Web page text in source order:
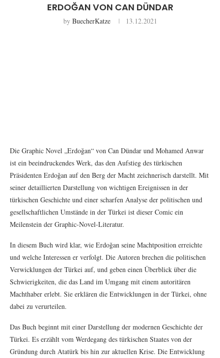
ERDOĞAN VON CAN DÜNDAR
by BuecherKatze 13.12.2021
Die Graphic Novel „Erdoğan“ von Can Dündar und Mohamed Anwar
ist ein beeindruckendes Werk, das den Aufstieg des türkischen
Präsidenten Erdoğan auf den Berg der Macht zeichnerisch darstellt. Mit
seiner detaillierten Darstellung von wichtigen Ereignissen in der
türkischen Geschichte und einer scharfen Analyse der politischen und
gesellschaftlichen Umstände in der Türkei ist dieser Comic ein
Meilenstein der Graphic-Novel-Literatur.
In diesem Buch wird klar, wie Erdoğan seine Machtposition erreichte
und welche Interessen er verfolgt. Die Autoren brechen die politischen
Verwicklungen der Türkei auf, und geben einen Überblick über die
Schwierigkeiten, die das Land im Umgang mit einem autoritären
Machthaber erlebt. Sie erklären die Entwicklungen in der Türkei, ohne
dabei zu verurteilen.
Das Buch beginnt mit einer Darstellung der modernen Geschichte der
Türkei. Es erzählt vom Werdegang des türkischen Staates von der
Gründung durch Atatürk bis hin zur aktuellen Krise. Die Entwicklung